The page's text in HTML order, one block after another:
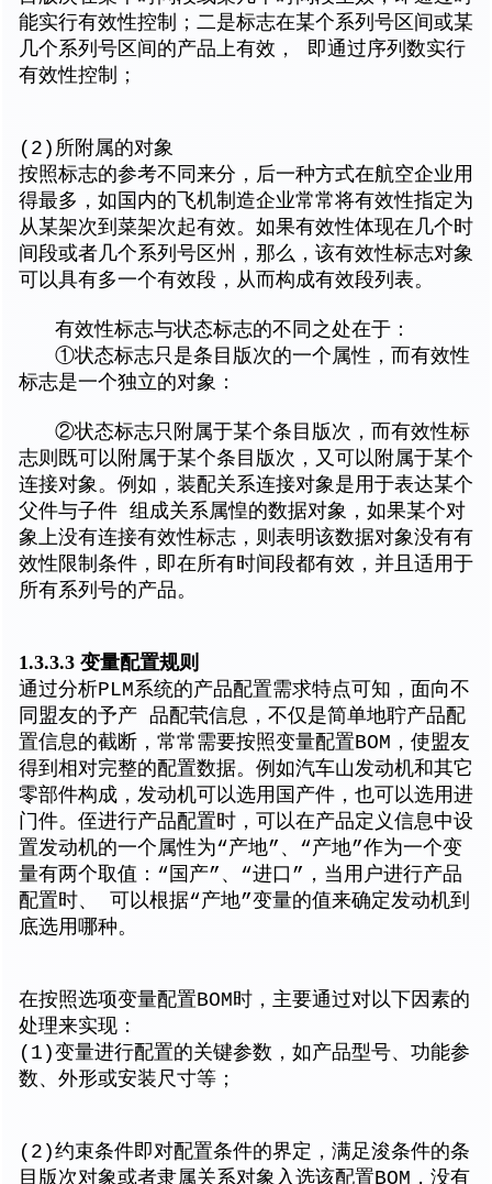
能实行有效性控制；二是标志在某个系列号区间或某
几个系列号区间的产品上有效， 即通过序列数实行
有效性控制；
(2)所附属的对象
按照标志的参考不同来分，后一种方式在航空企业用
得最多，如国内的飞机制造企业常常将有效性指定为
从某架次到菜架次起有效。如果有效性体现在几个时
间段或者几个系列号区州，那么，该有效性标志对象
可以具有多一个有效段，从而构成有效段列表。
有效性标志与状态标志的不同之处在于：
①状态标志只是条目版次的一个属性，而有效性
标志是一个独立的对象：
②状态标志只附属于某个条目版次，而有效性标
志则既可以附属于某个条目版次，又可以附属于某个
连接对象。例如，装配关系连接对象是用于表达某个
父件与子件 组成关系属惶的数据对象，如果某个对
象上没有连接有效性标志，则表明该数据对象没有有
效性限制条件，即在所有时间段都有效，并且适用于
所有系列号的产品。
1.3.3.3 变量配置规则
通过分析PLM系统的产品配置需求特点可知，面向不
同盟友的予产 品配茕信息，不仅是简单地聍产品配
置信息的截断，常常需要按照变量配置BOM，使盟友
得到相对完整的配置数据。例如汽车山发动机和其它
零部件构成，发动机可以选用国产件，也可以选用进
门件。侄进行产品配置时，可以在产品定义信息中设
置发动机的一个属性为“产地”、“产地”作为一个变
量有两个取值：“国产”、“进口”，当用户进行产品
配置时、 可以根据“产地”变量的值来确定发动机到
底选用哪种。
在按照选项变量配置BOM时，主要通过对以下因素的
处理来实现：
(1)变量进行配置的关键参数，如产品型号、功能参
数、外形或安装尺寸等；
(2)约束条件即对配置条件的界定，满足浚条件的条
目版次对象或者隶属关系对象入选该配置BOM，没有